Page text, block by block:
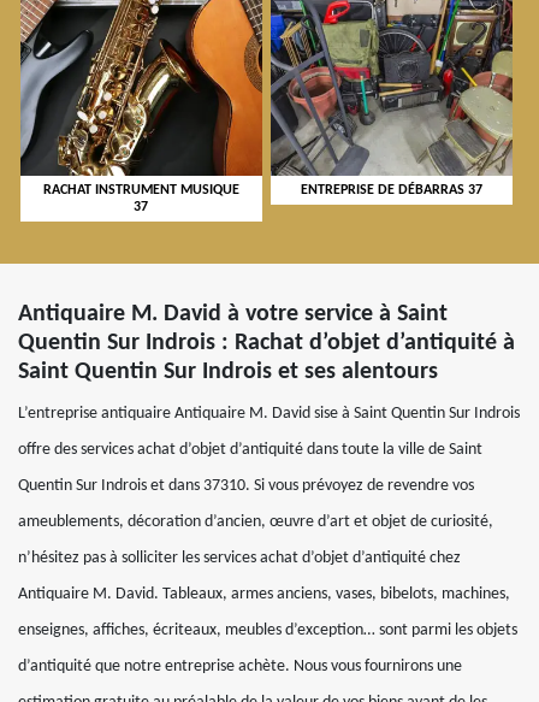
RACHAT INSTRUMENT MUSIQUE
37
ENTREPRISE DE DÉBARRAS 37
Antiquaire M. David à votre service à Saint
Quentin Sur Indrois : Rachat d’objet d’antiquité à
Saint Quentin Sur Indrois et ses alentours
L’entreprise antiquaire Antiquaire M. David sise à Saint Quentin Sur Indrois
offre des services achat d’objet d’antiquité dans toute la ville de Saint
Quentin Sur Indrois et dans 37310. Si vous prévoyez de revendre vos
ameublements, décoration d’ancien, œuvre d’art et objet de curiosité,
n’hésitez pas à solliciter les services achat d’objet d’antiquité chez
Antiquaire M. David. Tableaux, armes anciens, vases, bibelots, machines,
enseignes, affiches, écriteaux, meubles d’exception… sont parmi les objets
d’antiquité que notre entreprise achète. Nous vous fournirons une